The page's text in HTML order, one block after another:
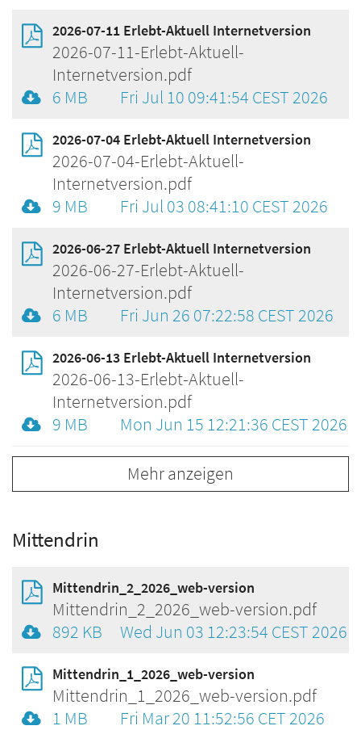
2026-07-11 Erlebt-Aktuell Internetversion
2026-07-11-Erlebt-Aktuell-
Internetversion.pdf
6 MB
Fri Jul 10 09:41:54 CEST 2026
2026-07-04 Erlebt-Aktuell Internetversion
2026-07-04-Erlebt-Aktuell-
Internetversion.pdf
9 MB
Fri Jul 03 08:41:10 CEST 2026
2026-06-27 Erlebt-Aktuell Internetversion
2026-06-27-Erlebt-Aktuell-
Internetversion.pdf
6 MB
Fri Jun 26 07:22:58 CEST 2026
2026-06-13 Erlebt-Aktuell Internetversion
2026-06-13-Erlebt-Aktuell-
Internetversion.pdf
9 MB
Mon Jun 15 12:21:36 CEST 2026
Mehr anzeigen
Mittendrin
Mittendrin_2_2026_web-version
Mittendrin_2_2026_web-version.pdf
892 KB
Wed Jun 03 12:23:54 CEST 2026
Mittendrin_1_2026_web-version
Mittendrin_1_2026_web-version.pdf
1 MB
Fri Mar 20 11:52:56 CET 2026